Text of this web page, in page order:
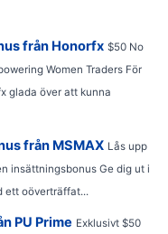
från Honorfx $50 No
Women Traders För
glada över att kunna
från MSMAX Lås upp
insättningsbonus Ge dig ut i
ett oöverträffat...
PU Prime Exklusivt $50